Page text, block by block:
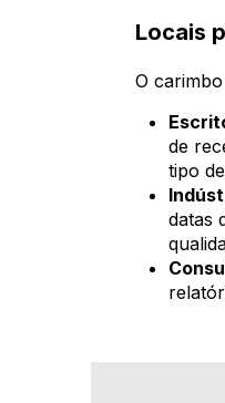
Locais
O
de
tipo
datas